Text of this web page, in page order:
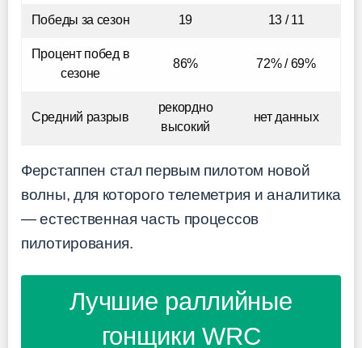
Победы за сезон 19 13 / 11
Процент побед в
сезоне
86% 72% / 69%
Средний разрыв
рекордно
высокий
нет данных
Ферстаппен стал первым пилотом новой
волны, для которого телеметрия и аналитика
— естественная часть процессов
пилотирования.
Лучшие раллийные
гонщики WRC